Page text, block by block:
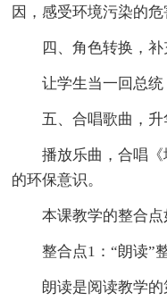
因，感受环境污染的危
四、角色转换，补
让学生当一回总统
五、合唱歌曲，升
播放乐曲，合唱
的环保意识。
本课教学的整合点
整合点1：“朗读”
朗读是阅读教学